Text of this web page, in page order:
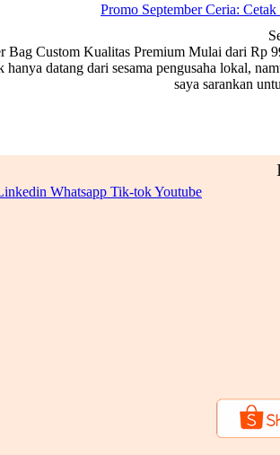
Promo September Ceria:
Bag Custom Kualitas Premium Mulai dari Rp
datang dari sesama pengusaha lokal,
saya sarankan
Whatsapp Tik-tokYoutube